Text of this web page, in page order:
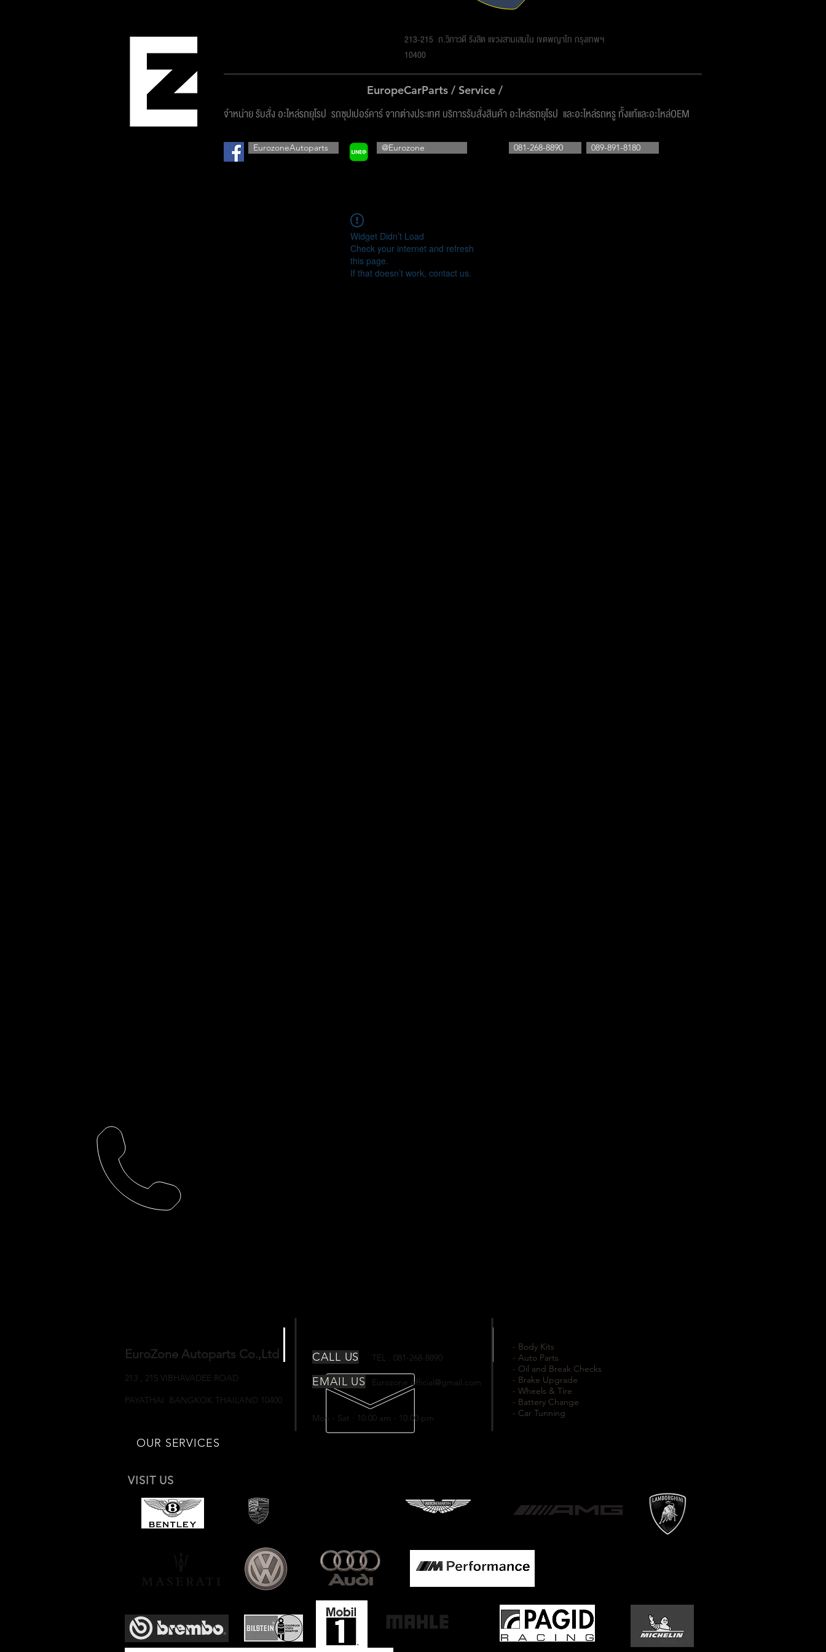
EuropeCarParts / Service /
213-215 ถ.วิภาวดี รังสิต แขวงสามเสนใน เขตพญาไท กรุงเทพฯ
10400
จำหน่าย รับสั่ง อะไหล่รถยุโรป รถซุปเปอร์คาร์ จากต่างประเทศ บริการรับสั่งสินค้า อะไหล่รถยุโรป และอะไหล่รถหรู ทั้งแท้และอะไหล่OEM
EurozoneAutoparts @Eurozone 081-268-8890 089-891-8180
Widget Didn’t Load
Check your internet and refresh
this page.
If that doesn’t work, contact us.
EuroZone Autoparts Co.,Ltd
213 , 215 VIBHAVADEE ROAD
PAYATHAI BANGKOK THAILAND 10400
OUR SERVICES
TEL : 081-268-8890
EMAIL US Eurozone.official@gmail.com
Mon - Sat : 10.00 am - 10.00 pm
- Body Kits
- Auto Parts
- Oil and Break Checks
- Brake Upgrade
- Wheels & Tire
- Battery Change
- Car Tunning
CALL US
VISIT US